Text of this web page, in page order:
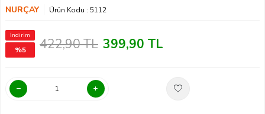
NURÇAY Ürün Kodu : 5112
İndirim
%5 422,90TL 399,90 TL